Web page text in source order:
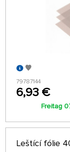
79787144
6,93 €
Freitag
Leštící fólie